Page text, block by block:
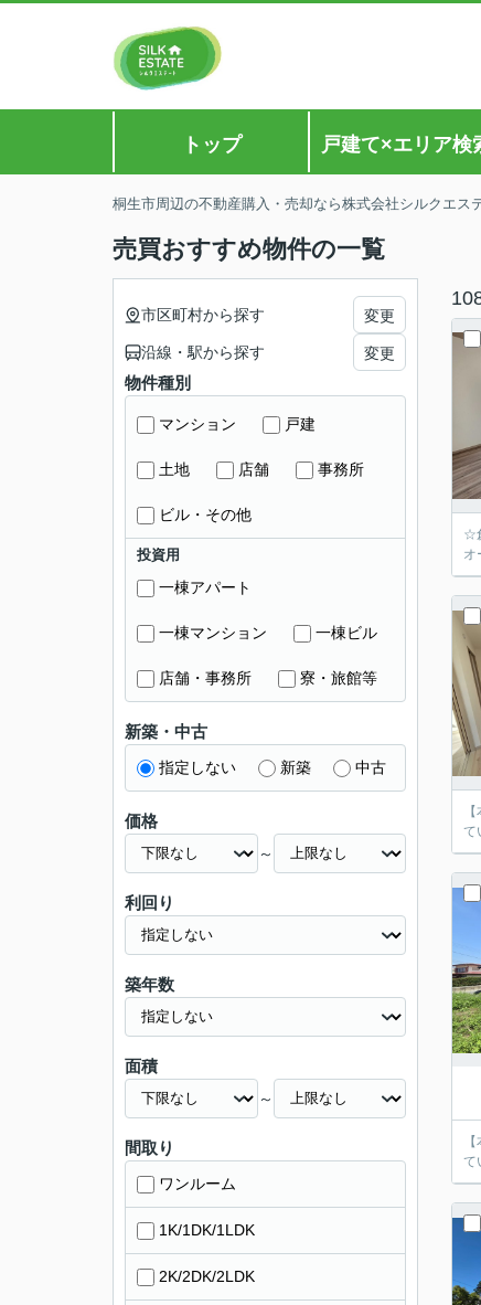
トップ 戸建て×エリア検
桐生市周辺の不動産購入・売却なら株式会社シルクエス
売買おすすめ物件の一覧
☆
オ
て
て
市区町村から探す 変更
沿線・駅から探す 変更
物件種別
マンション 戸建
土地 店舗 事務所
ビル・その他
投資用
一棟アパート
一棟マンション 一棟ビル
店舗・事務所 寮・旅館等
新築・中古
指定しない 新築 中古
価格
～
利回り
築年数
面積
～
間取り
ワンルーム
1K/1DK/1LDK
2K/2DK/2LDK